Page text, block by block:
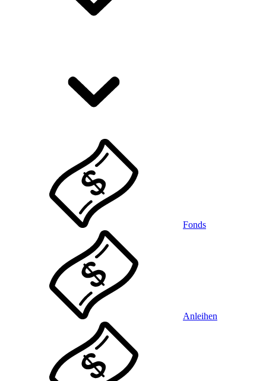
Fonds
Anleihen